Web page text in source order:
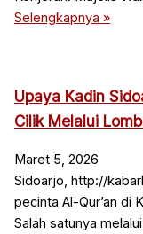
Selengkapnya »
Upaya Kadin
Cilik Melalui
Maret 5, 2026
Sidoarjo, http://
pecinta Al-Qur’an di
Salah satunya